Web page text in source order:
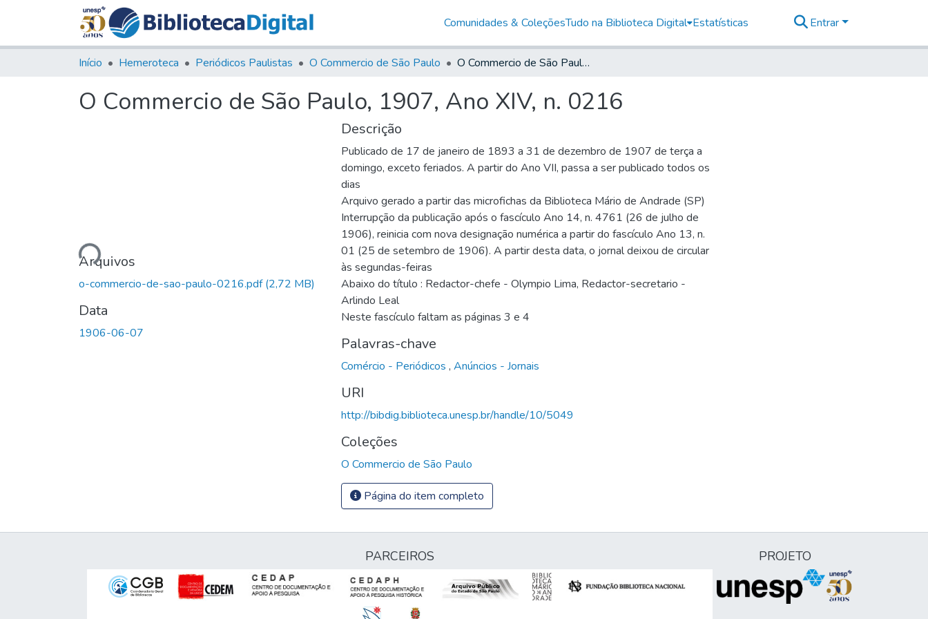
Comunidades & ColeçõesTudo na Biblioteca Digital Estatísticas Entrar
Início Hemeroteca Periódicos Paulistas O Commercio de São Paulo O Commercio de São Paulo, 1907, Ano XIV, n. 0216
O Commercio de São Paulo, 1907, Ano XIV, n. 0216
Carregando...
Arquivos
o-commercio-de-sao-paulo-0216.pdf(2,72 MB)
Data
1906-06-07
Descrição
Publicado de 17 de janeiro de 1893 a 31 de dezembro de 1907 de terça a
domingo, exceto feriados. A partir do Ano VII, passa a ser publicado todos os
dias
Arquivo gerado a partir das microfichas da Biblioteca Mário de Andrade (SP)
Interrupção da publicação após o fascículo Ano 14, n. 4761 (26 de julho de
1906), reinicia com nova designação numérica a partir do fascículo Ano 13, n.
01 (25 de setembro de 1906). A partir desta data, o jornal deixou de circular
às segundas-feiras
Abaixo do título : Redactor-chefe - Olympio Lima, Redactor-secretario -
Arlindo Leal
Neste fascículo faltam as páginas 3 e 4
Palavras-chave
Comércio - Periódicos , Anúncios - Jornais
URI
http://bibdig.biblioteca.unesp.br/handle/10/5049
Coleções
O Commercio de São Paulo
Página do item completo
PARCEIROS PROJETO